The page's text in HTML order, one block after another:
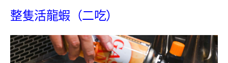
整隻活龍蝦（二吃）